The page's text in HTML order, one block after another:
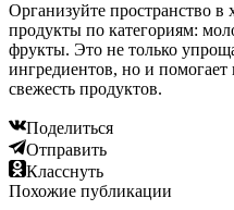
Организуйте пространство в
продукты по категориям:
фрукты. Это не только
ингредиентов, но и помогает
свежесть продуктов.
Поделиться
Отправить
Класснуть
Похожие публикации